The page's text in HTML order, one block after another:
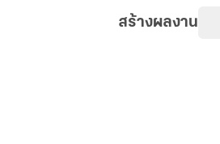
สร้างผลงาน